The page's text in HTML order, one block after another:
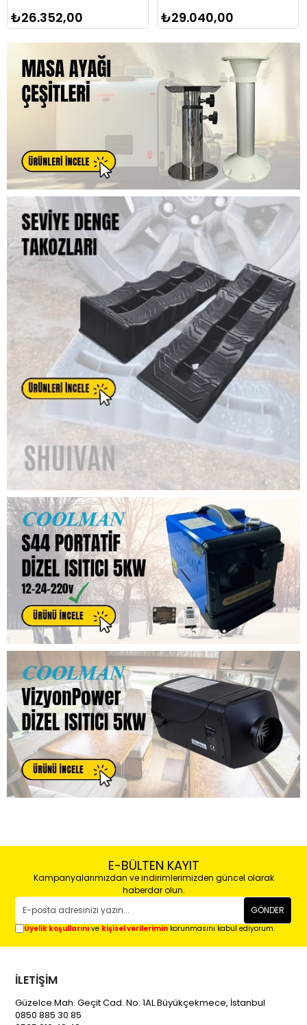
₺26.352,00 ₺29.040,00
E-BÜLTEN KAYIT
Kampanyalarımızdan ve indirimlerimizden güncel olarak
haberdar olun.
GÖNDER
Üyelik koşullarını ve kişisel verilerimin korunmasını kabul ediyorum.
İLETİŞİM
Güzelce Mah. Geçit Cad. No: 1AL Büyükçekmece, İstanbul
0850 885 30 85